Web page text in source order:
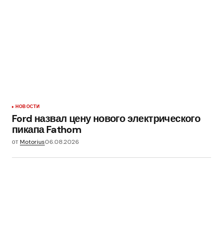
НОВОСТИ
Ford назвал цену нового электрического
пикапа Fathom
отMotorius06.08.2026